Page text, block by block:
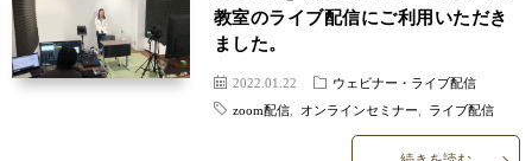
教室のライブ配信にご利用いただき
ました。
2022.01.22
ウェビナー・ライブ配信
zoom配信, オンラインセミナー ライブ配信